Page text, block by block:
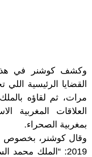
وكشف كوشنر في هذ
القضايا الرئيسية
مرات، ثم لقاؤه
العلاقات المغربية
بمغربية الصحراء.
وقال كوشنر، بخصوص
2019: “الملك